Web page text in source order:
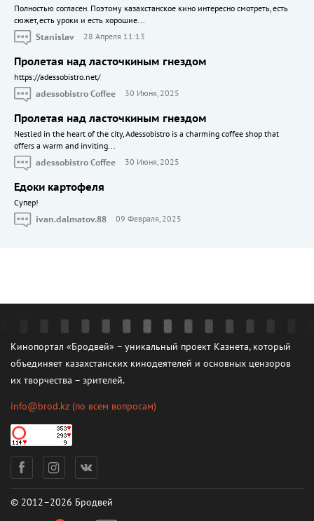
Полностью согласен. Поэтому казахстанское кино интересно смотреть, есть
сюжет, есть уроки и есть хорошие...
Stanislav
28 Апреля 11:13
Пролетая над ласточкиным гнездом
https://adessobistro.net/
adessobistro Coffee
30 Июня, 2025
Пролетая над ласточкиным гнездом
Nestled in the heart of the city, Adessobistro is a charming coffee shop that
offers a warm and inviting...
adessobistro Coffee
30 Июня, 2025
Едоки картофеля
Cупер!
ivan.dalmatov.88
09 Февраля, 2025
Кинопортал «Бродвей» – уникальный проект Казнета, который
объединяет казахстанских кинодеятелей и основных цензоров
их творчества – зрителей.
info@brod.kz (по всем вопросам)
© 2012–2026 Бродвей